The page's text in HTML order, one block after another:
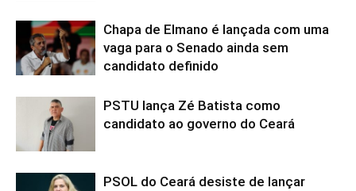
Chapa de Elmano é lançada com uma
vaga para o Senado ainda sem
candidato definido
PSTU lança Zé Batista como
candidato ao governo do Ceará
PSOL do Ceará desiste de lançar